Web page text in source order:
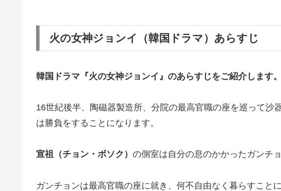
火の女神ジョンイ（韓国ドラマ）あらすじ
韓国ドラマ『火の女神ジョンイ』のあらすじ をご紹介します。
16世紀後半、陶磁器製造所、分院の最高官職の座を巡って沙
は勝負をすることになります。
宣祖（チョン・ボソク） の側室は自分の息のかかったガンチ
ガンチョンは最高官職の座に就き、何不自由なく暮らすことに